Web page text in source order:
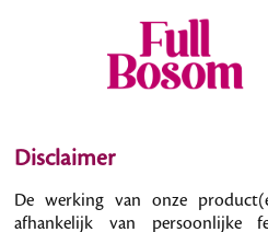
Disclaimer
De werking van onze
afhankelijk van persoonlijke